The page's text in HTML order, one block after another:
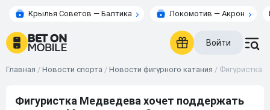
Крылья Советов — Балтика Локомотив — Акрон
Войти
Главная / Новости спорта / Новости фигурного катания / Фигуристка
Фигуристка Медведева хочет поддержать